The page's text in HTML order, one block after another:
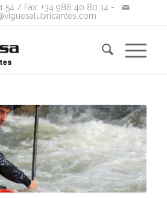
54 / Fax: +34 986 40 80 14 -